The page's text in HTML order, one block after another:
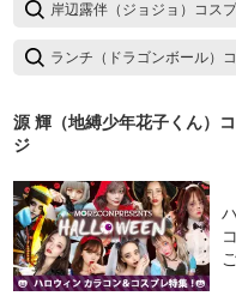
岸辺露伴（ジョジョ）コス
ランチ（ドラゴンボール）
源 輝（地縛少年花子くん）
ジ